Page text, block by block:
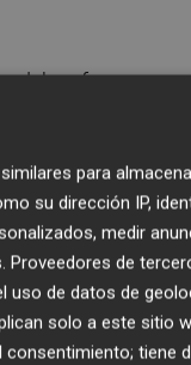
debe ofrecer: una
cómo puede ser
de este
a
pensar de forma
y cómo
en la pista de
para
su dirección IP,
medir
Proveedores de
uso de datos de
solo a este sitio
consentimiento; tiene